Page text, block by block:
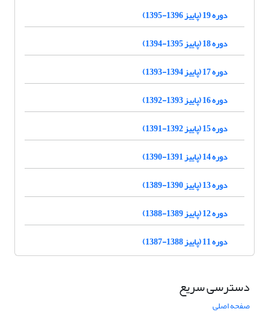
دوره 19 (پاییز 1396-1395)
دوره 18 (پاییز 1395-1394)
دوره 17 (پاییز 1394-1393)
دوره 16 (پاییز 1393-1392)
دوره 15 (پاییز 1392-1391)
دوره 14 (پاییز 1391-1390)
دوره 13 (پاییز 1390-1389)
دوره 12 (پاییز 1389-1388)
دوره 11 (پاییز 1388-1387)
دسترسی سریع
صفحه اصلی